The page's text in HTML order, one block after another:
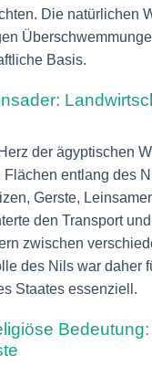
Die natürlichen
Basis.
der ägyptischen
Flächen entlang des
Gerste,
den Transport
zwischen
des Nils war daher
Staates essenziell.
Bedeutung: